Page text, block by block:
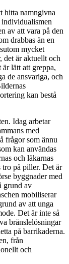
hitta namngivna
av att vara på den
drabbas än en
mycket
det är aktuellt och
lätt att greppa,
de ansvariga, och
kan bestå
Idag arbetar
med
frågor som ännu
kan användas
och läkarnas
tro på piller. Det är
byggnader med
grund av
mobiliserar
av att unga
Det är inte så
bränslelösningar
på barrikaderna.
från
och